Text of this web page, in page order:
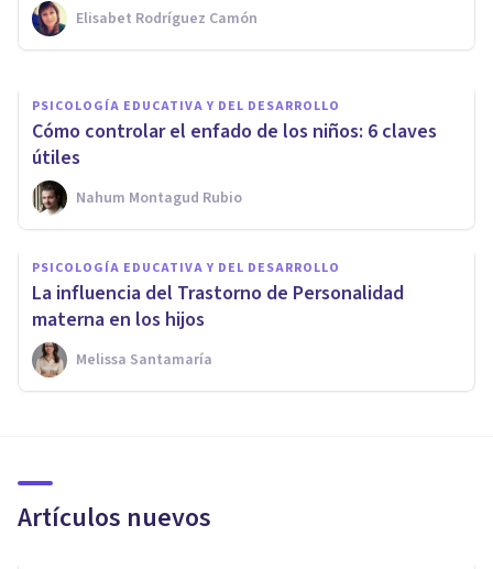
Elisabet Rodríguez Camón
Oscar Castillero Mimenza
PSICOLOGÍA EDUCATIVA Y DEL DESARROLLO
Cómo controlar el enfado de los niños: 6 claves
útiles
Nahum Montagud Rubio
PSICOLOGÍA EDUCATIVA Y DEL DESARROLLO
La influencia del Trastorno de Personalidad
materna en los hijos
Melissa Santamaría
Artículos nuevos